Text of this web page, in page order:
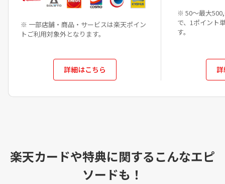
※ 一部店舗・商品・サービスは楽天ポイン
トご利用対象外となります。
詳細はこちら
※ 50～最大
で、1ポイント
す。
楽天カードや特典に関するこんなエピ
ソードも！